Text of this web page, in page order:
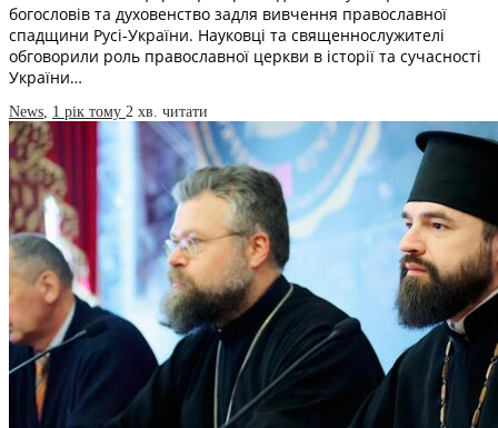
богословів та духовенство задля вивчення православної
спадщини Русі-України. Науковці та священнослужителі
обговорили роль православної церкви в історії та сучасності
України…
News 1 рік тому 2 хв. читати